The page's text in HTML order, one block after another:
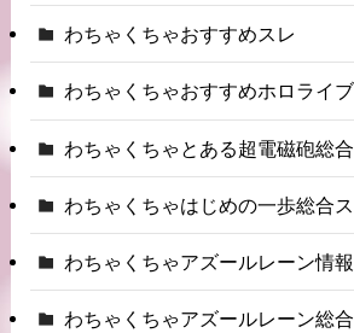
わちゃくちゃおすすめスレ
わちゃくちゃおすすめホロライブ
わちゃくちゃとある超電磁砲総
わちゃくちゃはじめの一歩総合
わちゃくちゃアズールレーン情報
わちゃくちゃアズールレーン総